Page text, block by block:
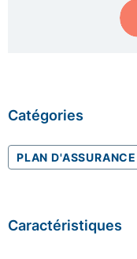
Catégories
PLAN
Caractéristiques